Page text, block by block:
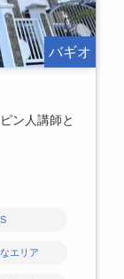
バギオ
ン人講師と
エリア